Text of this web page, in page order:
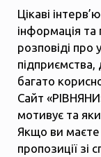
Цікаві
інформація
розповіді про
підприємства,
багато
Сайт
мотивує та
Якщо ви маєте
пропозиції зі